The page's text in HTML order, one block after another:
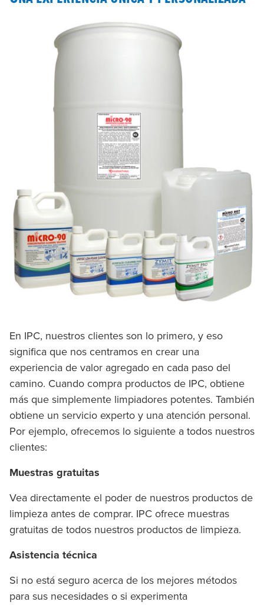
En IPC, nuestros clientes son lo primero, y eso
significa que nos centramos en crear una
experiencia de valor agregado en cada paso del
camino. Cuando compra productos de IPC, obtiene
más que simplemente limpiadores potentes. También
obtiene un servicio experto y una atención personal.
Por ejemplo, ofrecemos lo siguiente a todos nuestros
clientes:
Muestras gratuitas
Vea directamente el poder de nuestros productos de
limpieza antes de comprar. IPC ofrece muestras
gratuitas de todos nuestros productos de limpieza.
Asistencia técnica
Si no está seguro acerca de los mejores métodos
para sus necesidades o si experimenta